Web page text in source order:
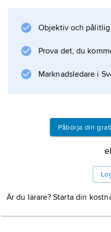
föreligger
assimilation, t.ex. när
en bil
uttalas som [em bi:l] (/
progressiv
Objektiv och pålitlig
Prova det, du
Marknadsledare i
Påbörja din
Är du lärare? Starta din